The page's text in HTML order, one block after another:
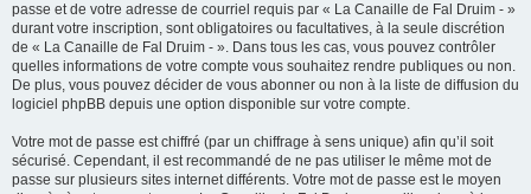
passe et de votre adresse de courriel requis par « La Canaille de Fal Druim - »
durant votre inscription, sont obligatoires ou facultatives, à la seule discrétion
de « La Canaille de Fal Druim - ». Dans tous les cas, vous pouvez contrôler
quelles informations de votre compte vous souhaitez rendre publiques ou non.
De plus, vous pouvez décider de vous abonner ou non à la liste de diffusion du
logiciel phpBB depuis une option disponible sur votre compte.
Votre mot de passe est chiffré (par un chiffrage à sens unique) afin qu’il soit
sécurisé. Cependant, il est recommandé de ne pas utiliser le même mot de
passe sur plusieurs sites internet différents. Votre mot de passe est le moyen